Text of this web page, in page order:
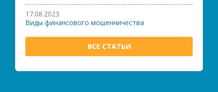
17.08.2023
Виды финансового мошенничества
ВСЕ СТАТЬИ